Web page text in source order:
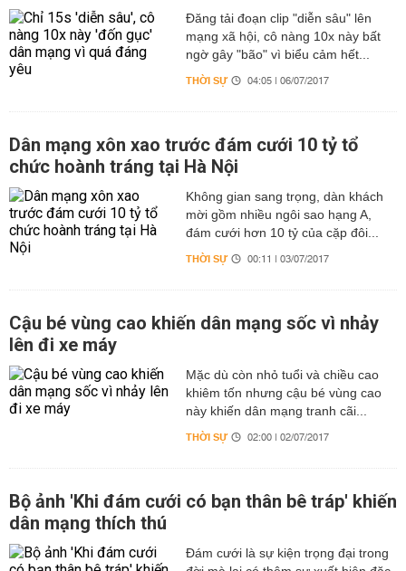
Đăng tải đoạn clip "diễn sâu" lên
mạng xã hội, cô nàng 10x này bất
ngờ gây "bão" vì biểu cảm hết...
THỜI SỰ 04:05 | 06/07/2017
Dân mạng xôn xao trước đám cưới 10 tỷ tổ
chức hoành tráng tại Hà Nội
Không gian sang trọng, dàn khách
mời gồm nhiều ngôi sao hạng A,
đám cưới hơn 10 tỷ của cặp đôi...
THỜI SỰ 00:11 | 03/07/2017
Cậu bé vùng cao khiến dân mạng sốc vì nhảy
lên đi xe máy
Mặc dù còn nhỏ tuổi và chiều cao
khiêm tốn nhưng cậu bé vùng cao
này khiến dân mạng tranh cãi...
THỜI SỰ 02:00 | 02/07/2017
Bộ ảnh 'Khi đám cưới có bạn thân bê tráp' khiến
dân mạng thích thú
Đám cưới là sự kiện trọng đại trong